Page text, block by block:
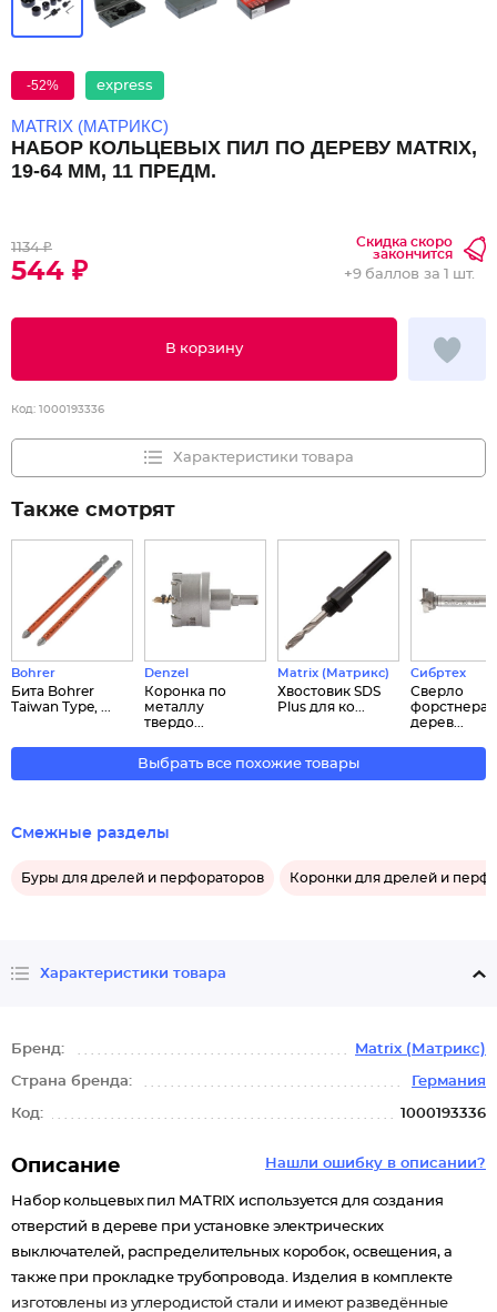
-52% express
MATRIX (МАТРИКС)
НАБОР КОЛЬЦЕВЫХ ПИЛ ПО ДЕРЕВУ MATRIX,
19-64 ММ, 11 ПРЕДМ.
1134 ₽
544 ₽
Скидка скоро
закончится
В корзину
+9 баллов за 1 шт.
Код: 1000193336
Характеристики товара
Также смотрят
Bohrer
Бита Bohrer
Taiwan Type, ...
Denzel
Коронка по
металлу
твердо...
Matrix (Матрикс)
Хвостовик SDS
Plus для ко...
Сибртех
Сверло
форстнера
дерев...
Выбрать все похожие товары
Смежные разделы
Буры для дрелей и перфораторов Коронки для дрелей и
Характеристики товара
Бренд: Matrix (Матрикс)
Страна бренда: Германия
Код: 1000193336
Нашли ошибку в описании?
Описание
Набор кольцевых пил MATRIX используется для создания
отверстий в дереве при установке электрических
выключателей, распределительных коробок, освещения, а
также при прокладке трубопровода. Изделия в комплекте
изготовлены из углеродистой стали и имеют разведённые